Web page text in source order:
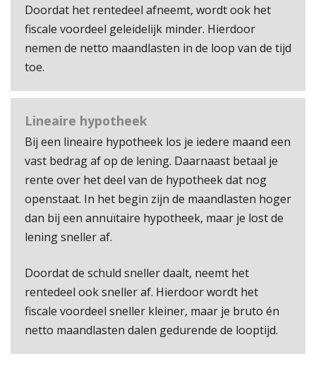
Doordat het rentedeel afneemt, wordt ook het
fiscale voordeel geleidelijk minder. Hierdoor
nemen de netto maandlasten in de loop van de tijd
toe.
Lineaire hypotheek
Bij een lineaire hypotheek los je iedere maand een
vast bedrag af op de lening. Daarnaast betaal je
rente over het deel van de hypotheek dat nog
openstaat. In het begin zijn de maandlasten hoger
dan bij een annuïtaire hypotheek, maar je lost de
lening sneller af.
Doordat de schuld sneller daalt, neemt het
rentedeel ook sneller af. Hierdoor wordt het
fiscale voordeel sneller kleiner, maar je bruto én
netto maandlasten dalen gedurende de looptijd.